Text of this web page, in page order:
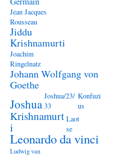
Jean Jacques
Rousseau
Jiddu
Krishnamurti
Joachim
Ringelnatz
Johann Wolfgang von
Goethe
Joshua
Joshua/23/
33
Konfuzi
us
Krishnamurt
i
Laot
se
Leonardo da vinci
Ludwig van